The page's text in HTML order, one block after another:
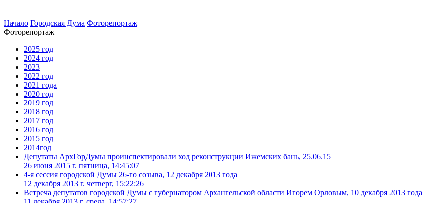
Начало Городская Дума Фоторепортаж
Фоторепортаж
2025 год
2024 год
2023
2022 год
2021 года
2020 год
2019 год
2018 год
2017 год
2016 год
2015 год
2014год
Депутаты АрхГорДумы проинспектировали ход реконструкции Ижемских бань, 25.06.15
26 июня 2015 г. пятница, 14:45:07
4-я сессия городской Думы 26-го созыва, 12 декабря 2013 года
12 декабря 2013 г. четверг, 15:22:26
Встреча депутатов городской Думы с губернатором Архангельской области Игорем Орловым, 10 декабря 2013 года
11 декабря 2013 г. среда, 14:57:27